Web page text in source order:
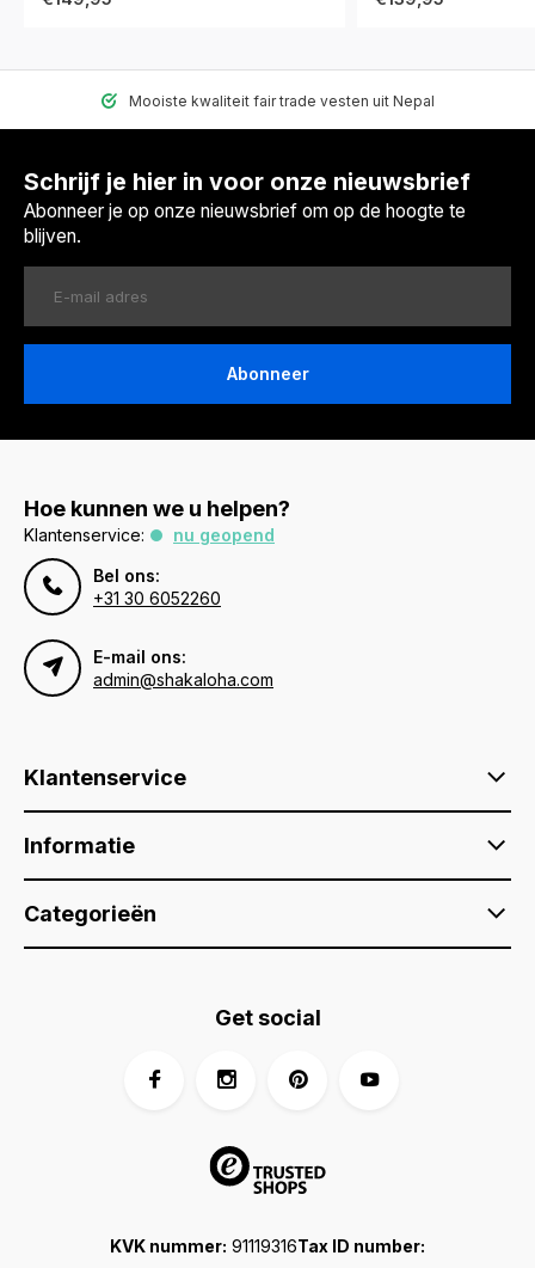
Mooiste kwaliteit fair trade vesten uit Nepal
Schrijf je hier in voor onze nieuwsbrief
Abonneer je op onze nieuwsbrief om op de hoogte te
blijven.
Abonneer
Hoe kunnen we u helpen?
Klantenservice:
nu geopend
Bel ons:
+31 30 6052260
E-mail ons:
admin@shakaloha.com
Klantenservice
Informatie
Categorieën
KVK nummer: 91119316Tax ID number:
Get social